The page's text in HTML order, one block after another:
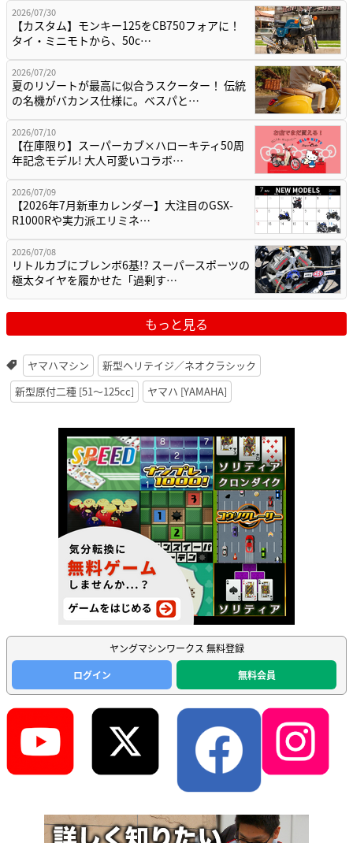
2026/07/30
【カスタム】モンキー125をCB750フォアに！
タイ・ミニモトから、50c…
2026/07/20
夏のリゾートが最高に似合うスクーター！ 伝統
の名機がバカンス仕様に。ベスパと…
2026/07/10
【在庫限り】スーパーカブ×ハローキティ50周
年記念モデル! 大人可愛いコラボ…
2026/07/09
【2026年7月新車カレンダー】大注目のGSX-
R1000Rや実力派エリミネ…
2026/07/08
リトルカブにブレンボ6基!? スーパースポーツの
極太タイヤを履かせた「過剰す…
もっと見る
ヤマハマシン
新型ヘリテイジ／ネオクラシック
新型原付二種 [51〜125cc]
ヤマハ [YAMAHA]
ヤングマシンワークス 無料登録
ログイン
無料会員